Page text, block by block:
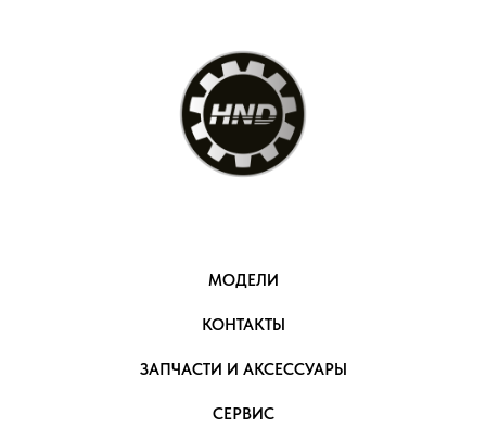
МОДЕЛИ
КОНТАКТЫ
ЗАПЧАСТИ И АКСЕССУАРЫ
СЕРВИС